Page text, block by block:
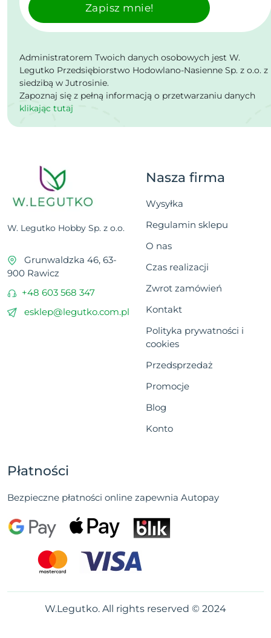
Zapisz mnie!
Administratorem Twoich danych osobowych jest W.
Legutko Przedsiębiorstwo Hodowlano-Nasienne Sp. z o.o. z
siedzibą w Jutrosinie.
Zapoznaj się z pełną informacją o przetwarzaniu danych
klikając tutaj
W. Legutko Hobby Sp. z o.o.
Grunwaldzka 46, 63-
900 Rawicz
+48 603 568 347
esklep@legutko.com.pl
Nasza firma
Wysyłka
Regulamin sklepu
O nas
Czas realizacji
Zwrot zamówień
Kontakt
Polityka prywatności i
cookies
Przedsprzedaż
Promocje
Blog
Konto
Płatności
Bezpieczne płatności online zapewnia Autopay
W.Legutko. All rights reserved © 2024